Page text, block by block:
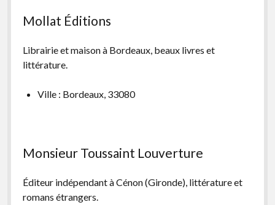
Mollat Éditions
Librairie et maison à Bordeaux, beaux livres et
littérature.
Ville : Bordeaux, 33080
Monsieur Toussaint Louverture
Éditeur indépendant à Cénon (Gironde), littérature et
romans étrangers.